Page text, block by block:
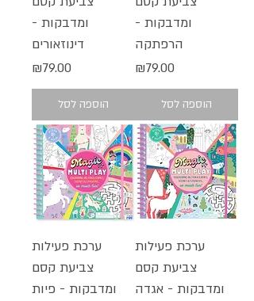
ומדבקות -
הרפתקה
מחיר
₪79.00
הוספה לסל
ומדבקות -
דינוזאורים
מחיר
₪79.00
הוספה לסל
ערכת פעילות
צביעת קסם
ומדבקות - אגדה
ערכת פעילות
צביעת קסם
ומדבקות - פיות